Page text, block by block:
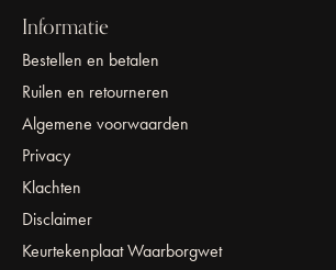
Informatie
Bestellen en betalen
Ruilen en retourneren
Algemene voorwaarden
Privacy
Klachten
Disclaimer
Keurtekenplaat Waarborgwet